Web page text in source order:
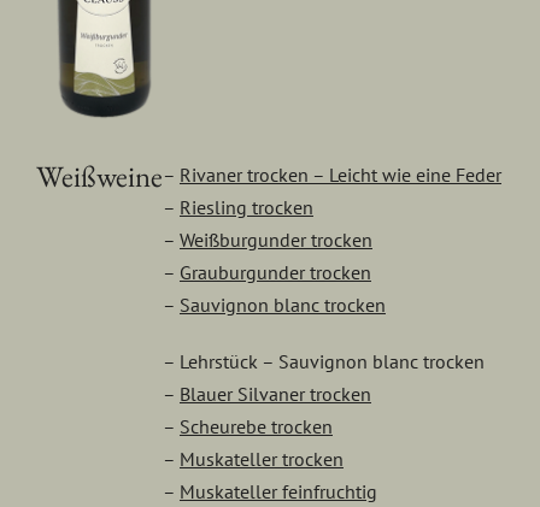
Weißweine– Rivaner trocken – Leicht wie eine Feder
– Riesling trocken
– Weißburgunder trocken
– Grauburgunder trocken
– Sauvignon blanc trocken
– Lehrstück – Sauvignon blanc trocken
– Blauer Silvaner trocken
– Scheurebe trocken
– Muskateller trocken
– Muskateller feinfruchtig